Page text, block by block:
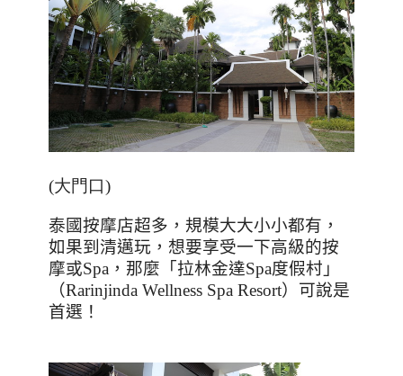
(大門口)
泰國按摩店超多，規模大大小小都有，
如果到清邁玩，想要享受一下高級的按
摩或Spa ，那麼「拉林金達Spa度假村」
（Rarinjinda Wellness Spa Resort）可說是
首選！